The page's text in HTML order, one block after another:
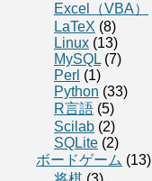
Excel（VBA）
LaTeX (8)
Linux (13)
MySQL (7)
Perl (1)
Python (33)
R言語 (5)
Scilab (2)
SQLite (2)
ボードゲーム (13)